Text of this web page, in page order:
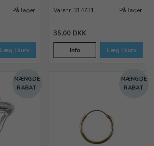
På lager
Læg i kurv
Varenr. 314731 På lager
35,00 DKK
Info Læg i kurv
MÆNGDE
RABAT
MÆNGDE
RABAT